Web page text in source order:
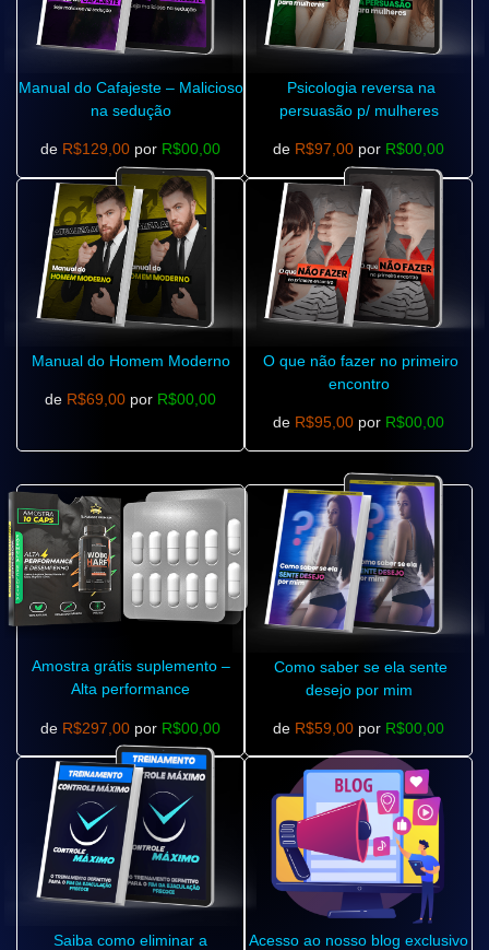
Manual do Cafajeste – Malicioso
na sedução
de R$129,00 por R$00,00
Psicologia reversa na
persuasão p/ mulheres
de R$97,00 por R$00,00
Manual do Homem Moderno
de R$69,00 por R$00,00
O que não fazer no primeiro
encontro
de R$95,00 por R$00,00
Amostra grátis suplemento –
Alta performance
de R$297,00 por R$00,00
Como saber se ela sente
desejo por mim
de R$59,00 por R$00,00
Saiba como eliminar a
Acesso ao nosso blog exclusivo